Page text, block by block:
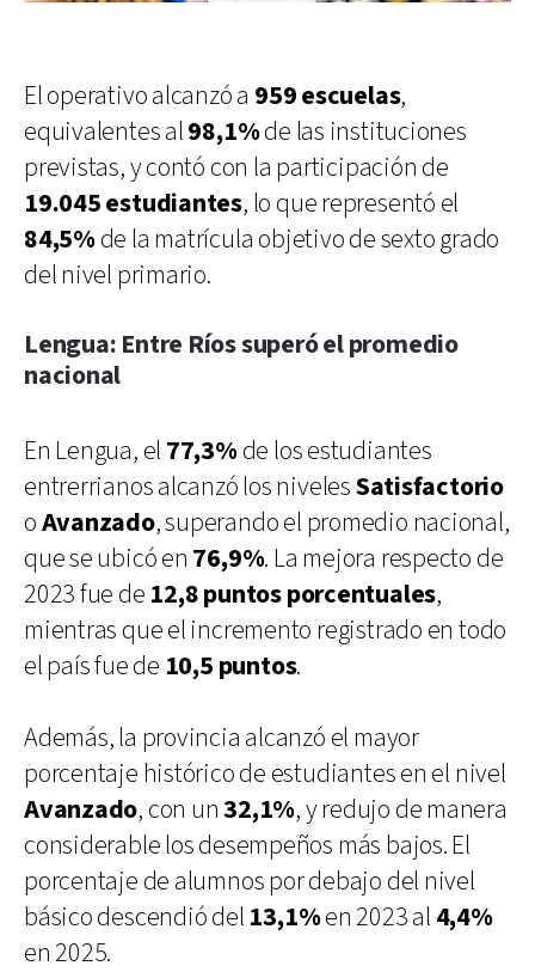
El operativo alcanzó a 959 escuelas,
equivalentes al98,1%de las instituciones
previstas, y contó con la participación de
19.045 estudiantes, lo que representó el
84,5%de la matrícula objetivo de sexto grado
del nivel primario.
Lengua: Entre Ríos superó el promedio
nacional
En Lengua, el 77,3%de los estudiantes
entrerrianos alcanzó los nivelesSatisfactorio
oAvanzado, superando el promedio nacional,
que se ubicó en 76,9%. La mejora respecto de
2023 fue de 12,8 puntos porcentuales,
mientras que el incremento registrado en todo
el país fue de 10,5 puntos.
Además, la provincia alcanzó el mayor
porcentaje histórico de estudiantes en el nivel
Avanzado, con un32,1%, y redujo de manera
considerable los desempeños más bajos. El
porcentaje de alumnos por debajo del nivel
básico descendió del 13,1%en 2023 al 4,4%
en 2025.